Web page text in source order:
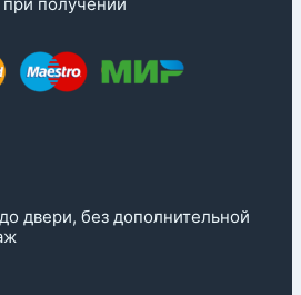
двери, без дополнительной